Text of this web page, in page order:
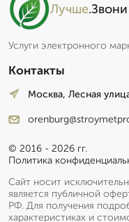
Лучше.Звони
Услуги электронного
Контакты
Москва, Лесная
© 2016 - 2026 гг.
Политика
Сайт носит
является публичной
РФ. Для получения
характеристиках и